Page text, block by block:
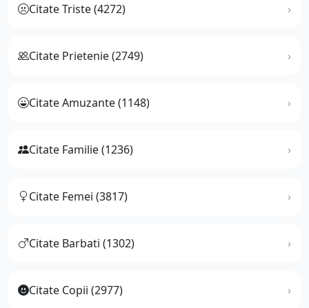
Citate Triste (4272)
Citate Prietenie (2749)
Citate Amuzante (1148)
Citate Familie (1236)
Citate Femei (3817)
Citate Barbati (1302)
Citate Copii (2977)